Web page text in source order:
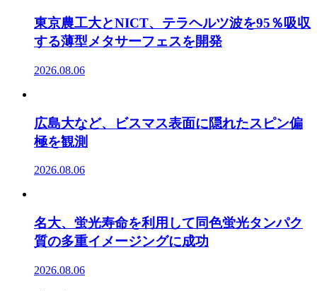
東京農工大とNICT、テラヘルツ波を95％吸収
する薄型メタサーフェスを開発
2026.08.06
広島大など、ビスマス表面に隠れたスピン偏
極を観測
2026.08.06
名大、蛍光寿命を利用して同色蛍光タンパク
質の多重イメージングに成功
2026.08.06